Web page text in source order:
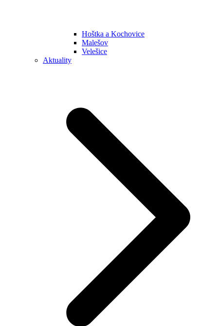
Hoštka a Kochovice
Malešov
Velešice
Aktuality